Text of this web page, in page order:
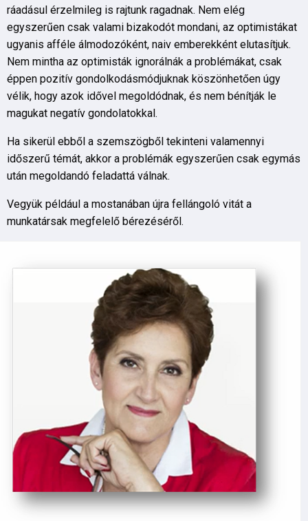
ráadásul érzelmileg is rajtunk ragadnak. Nem elég
egyszerűen csak valami bizakodót mondani, az optimistákat
ugyanis afféle álmodozóként, naiv emberekként elutasítjuk.
Nem mintha az optimisták ignorálnák a problémákat, csak
éppen pozitív gondolkodásmódjuknak köszönhetően úgy
vélik, hogy azok idővel megoldódnak, és nem bénítják le
magukat negatív gondolatokkal.
Ha sikerül ebből a szemszögből tekinteni valamennyi
időszerű témát, akkor a problémák egyszerűen csak egymás
után megoldandó feladattá válnak.
Vegyük például a mostanában újra fellángoló vitát a
munkatársak megfelelő bérezéséről.